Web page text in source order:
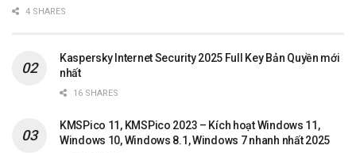
4 SHARES
Kaspersky Internet Security 2025 Full Key Bản Quyền mới
nhất
16 SHARES
KMSPico 11, KMSPico 2023 – Kích hoạt Windows 11,
Windows 10, Windows 8.1, Windows 7 nhanh nhất 2025